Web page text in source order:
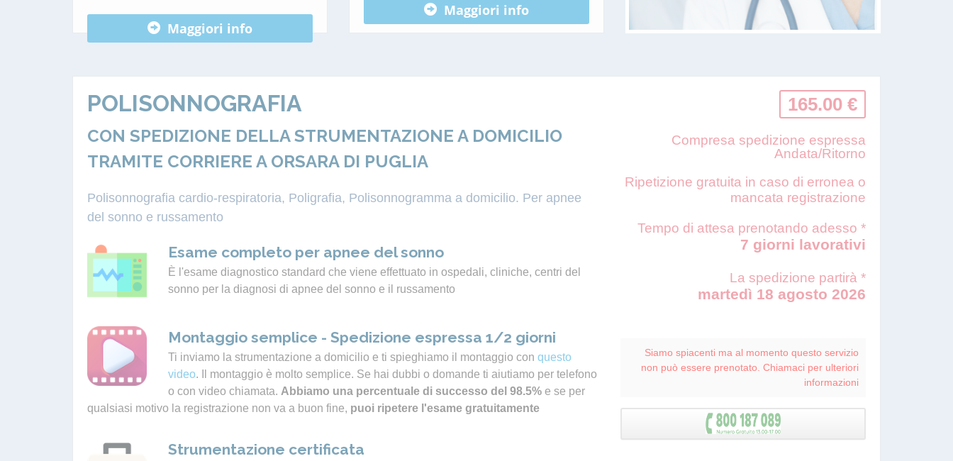
Maggiori info
Maggiori info
POLISONNOGRAFIA
CON SPEDIZIONE DELLA STRUMENTAZIONE A DOMICILIO
TRAMITE CORRIERE A ORSARA DI PUGLIA
Polisonnografia cardio-respiratoria, Poligrafia, Polisonnogramma a domicilio. Per apnee
del sonno e russamento
Esame completo per apnee del sonno
È l'esame diagnostico standard che viene effettuato in ospedali, cliniche, centri del
sonno per la diagnosi di apnee del sonno e il russamento
Montaggio semplice - Spedizione espressa 1/2 giorni
Ti inviamo la strumentazione a domicilio e ti spieghiamo il montaggio con questo
video. Il montaggio è molto semplice. Se hai dubbi o domande ti aiutiamo per telefono
o con video chiamata. Abbiamo una percentuale di successo del 98.5% e se per
qualsiasi motivo la registrazione non va a buon fine, puoi ripetere l'esame gratuitamente
Strumentazione certificata
165.00 €
Compresa spedizione espressa
Andata/Ritorno
Ripetizione gratuita in caso di erronea o
mancata registrazione
Tempo di attesa prenotando adesso *
7 giorni lavorativi
La spedizione partirà *
martedì 18 agosto 2026
Siamo spiacenti ma al momento questo servizio
non può essere prenotato. Chiamaci per ulteriori
informazioni